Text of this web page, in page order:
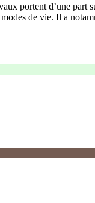
portent d’une part
de vie. Il a